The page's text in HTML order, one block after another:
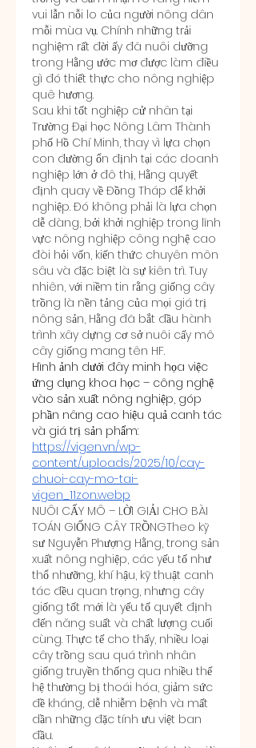
vui lẫn nỗi lo của người nông dân
mỗi mùa vụ. Chính những trải
nghiệm rất đời ấy đã nuôi dưỡng
trong Hằng ước mơ được làm điều
gì đó thiết thực cho nông nghiệp
quê hương.
Sau khi tốt nghiệp cử nhân tại
Trường Đại học Nông Lâm Thành
phố Hồ Chí Minh, thay vì lựa chọn
con đường ổn định tại các doanh
nghiệp lớn ở đô thị, Hằng quyết
định quay về Đồng Tháp để khởi
nghiệp. Đó không phải là lựa chọn
dễ dàng, bởi khởi nghiệp trong lĩnh
vực nông nghiệp công nghệ cao
đòi hỏi vốn, kiến thức chuyên môn
sâu và đặc biệt là sự kiên trì. Tuy
nhiên, với niềm tin rằng giống cây
trồng là nền tảng của mọi giá trị
nông sản, Hằng đã bắt đầu hành
trình xây dựng cơ sở nuôi cấy mô
cây giống mang tên HF.
Hình ảnh dưới đây minh họa việc
ứng dụng khoa học – công nghệ
vào sản xuất nông nghiệp, góp
phần nâng cao hiệu quả canh tác
và giá trị sản phẩm:
https://vigen.vn/wp-
content/uploads/2025/10/cay-
chuoi-cay-mo-tai-
vigen_11zon.webp
NUÔI CẤY MÔ – LỜI GIẢI CHO BÀI
TOÁN GIỐNG CÂY TRỒNGTheo kỹ
sư Nguyễn Phượng Hằng, trong sản
xuất nông nghiệp, các yếu tố như
thổ nhưỡng, khí hậu, kỹ thuật canh
tác đều quan trọng, nhưng cây
giống tốt mới là yếu tố quyết định
đến năng suất và chất lượng cuối
cùng. Thực tế cho thấy, nhiều loại
cây trồng sau quá trình nhân
giống truyền thống qua nhiều thế
hệ thường bị thoái hóa, giảm sức
đề kháng, dễ nhiễm bệnh và mất
dần những đặc tính ưu việt ban
đầu.